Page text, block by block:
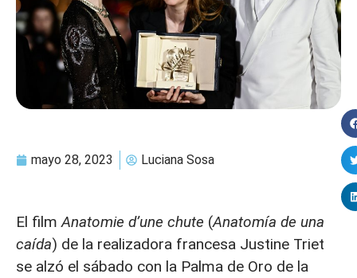
mayo 28, 2023 Luciana Sosa
El filmAnatomie d’une chute (Anatomía de una
caída) de la realizadora francesa Justine Triet
se alzó el sábado con la Palma de Oro de la